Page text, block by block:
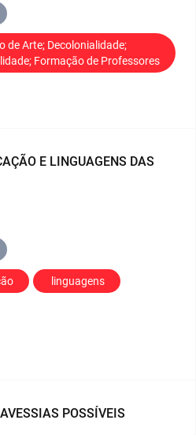
de Arte; Decolonialidade;
Formação de Professores
E LINGUAGENS DAS
linguagens
POSSÍVEIS